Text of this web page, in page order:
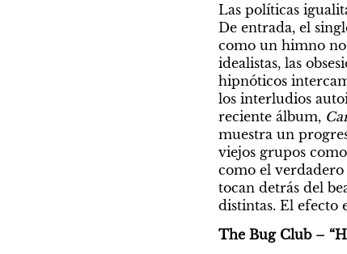
Las políticas
De entrada, el
como un himno no
idealistas, las
hipnóticos
los interludios
reciente álbum,
muestra un
viejos grupos
como el
tocan detrás del
distintas. El efecto
The Bug Club –